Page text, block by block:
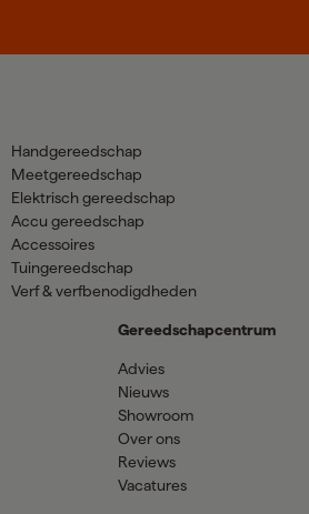
Handgereedschap
Meetgereedschap
Elektrisch gereedschap
Accu gereedschap
Accessoires
Tuingereedschap
Verf & verfbenodigdheden
Gereedschapcentrum
Advies
Nieuws
Showroom
Over ons
Reviews
Vacatures